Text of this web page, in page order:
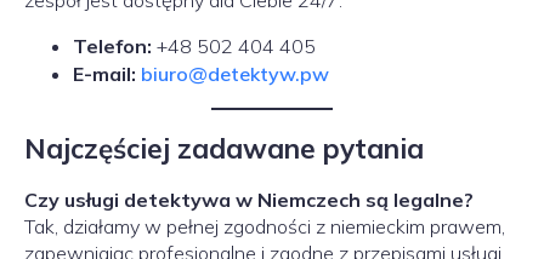
Telefon: +48 502 404 405
E-mail: biuro@detektyw.pw
Najczęściej zadawane pytania
Czy usługi detektywa w Niemczech są legalne?
Tak, działamy w pełnej zgodności z niemieckim prawem,
zapewniając profesjonalne i zgodne z przepisami usługi.